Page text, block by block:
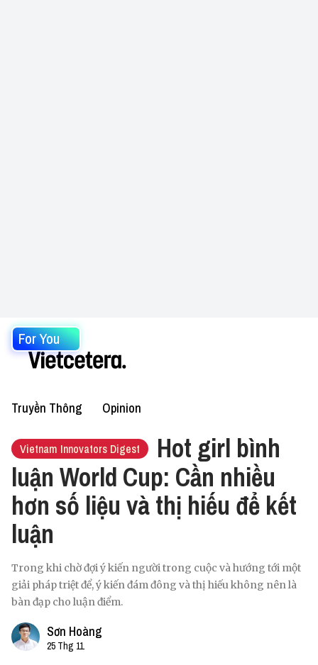
For You
Truyền Thông Opinion
Vietnam Innovators Digest
Hot girl bình
luận World Cup: Cần nhiều
hơn số liệu và thị hiếu để kết
luận
Trong khi chờ đợi ý kiến người trong cuộc và hướng tới một
giải pháp triệt để, ý kiến đám đông và thị hiếu không nên là
bàn đạp cho luận điểm.
Sơn Hoàng
25 Thg 11